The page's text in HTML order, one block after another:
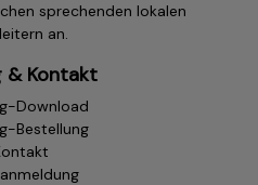
sprechenden lokalen
an.
& Kontakt
Download
Bestellung